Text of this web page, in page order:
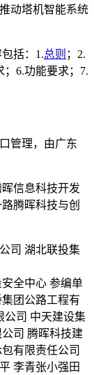
动塔机智能系统
括：1.总则 ；2.
；6.功能要求；7.
管理，由广东
信息科技开发
腾晖科技与创
司 湖北联投集
全中心 参编单
团公路工程有
公司 中天建设集
司 腾晖科技建
有限责任公司
李青张小强田